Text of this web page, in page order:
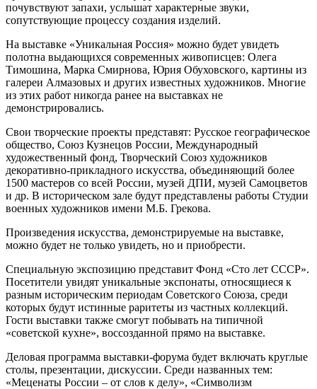
почувствуют запахи, услышат характерные звуки,
сопутствующие процессу создания изделий.
На выставке «Уникальная Россия» можно будет увидеть
полотна выдающихся современных живописцев: Олега
Тимошина, Марка Смирнова, Юрия Обуховского, картины из
галереи Алмазовых и других известных художников. Многие
из этих работ никогда ранее на выставках не
демонстрировались.
Свои творческие проекты представят: Русское географическое
общество, Союз Кузнецов России, Международный
художественный фонд, Творческий Союз художников
декоративно-прикладного искусства, объединяющий более
1500 мастеров со всей России, музей ДПИ, музей Самоцветов
и др. В историческом зале будут представлены работы Студии
военных художников имени М.Б. Грекова.
Произведения искусства, демонстрируемые на выставке,
можно будет не только увидеть, но и приобрести.
Специальную экспозицию представит Фонд «Сто лет СССР».
Посетители увидят уникальные экспонаты, относящиеся к
разным историческим периодам Советского Союза, среди
которых будут истинные раритеты из частных коллекций.
Гости выставки также смогут побывать на типичной
«советской кухне», воссозданной прямо на выставке.
Деловая программа выставки-форума будет включать круглые
столы, презентации, дискуссии. Среди названных тем:
«Меценаты России – от слов к делу», «Символизм